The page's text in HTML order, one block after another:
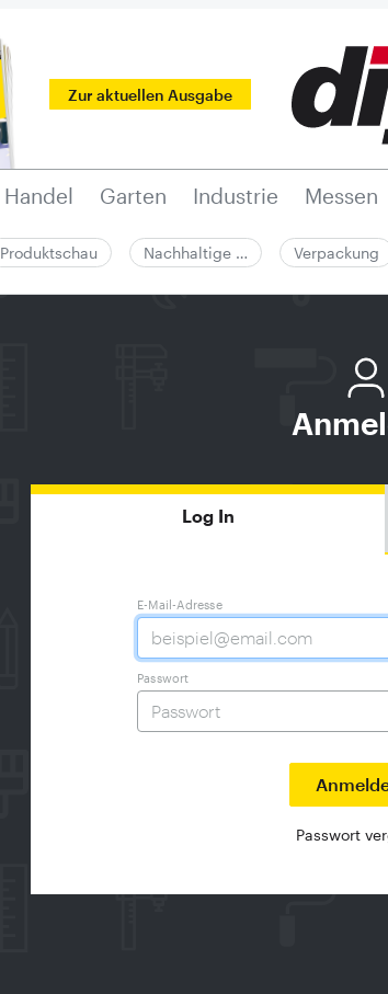
Zur aktuellen Ausgabe
Handel Garten Industrie Messen
Produktschau Nachhaltige … Verpackung
Log In
E-Mail-Adresse
Passwort
Passwort